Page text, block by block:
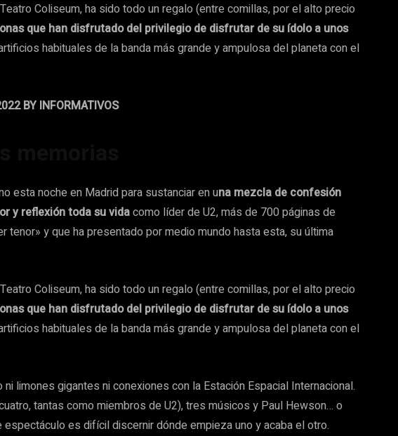
Coliseum, ha sido todo un regalo (entre comillas, por el alto precio
que han disfrutado del privilegio de disfrutar de su ídolo a unos
habituales de la banda más grande y ampulosa del planeta con el
BYINFORMATIVOS
esta noche en Madrid para sustanciar en una mezcla de confesión
y reflexión toda su vidacomo líder de U2, más de 700 páginas de
tenor» y que ha presentado por medio mundo hasta esta, su última
Coliseum, ha sido todo un regalo (entre comillas, por el alto precio
que han disfrutado del privilegio de disfrutar de su ídolo a unos
habituales de la banda más grande y ampulosa del planeta con el
limones gigantes ni conexiones con la Estación Espacial Internacional.
tantas como miembros de U2), tres músicos y Paul Hewson… o
es difícil discernir dónde empieza uno y acaba el otro.